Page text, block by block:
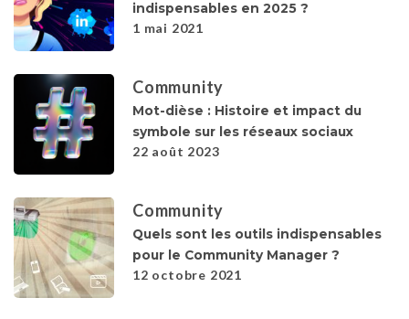
indispensables en 2025 ?
1 mai 2021
Community
Mot-dièse : Histoire et impact du
symbole sur les réseaux sociaux
22 août 2023
Community
Quels sont les outils indispensables
pour le Community Manager ?
12 octobre 2021